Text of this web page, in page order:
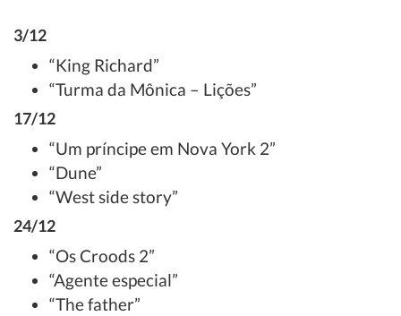
3/12
“King Richard”
“Turma da Mônica – Lições”
17/12
“Um príncipe em Nova York 2”
“Dune”
“West side story”
24/12
“Os Croods 2”
“Agente especial”
“The father”